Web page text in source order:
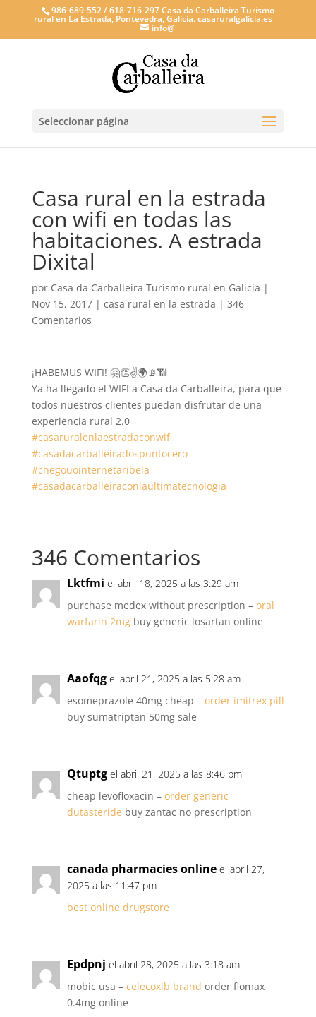
986-689-552 / 618-716-297 Casa da Carballeira Turismo
rural en La Estrada, Pontevedra, Galicia. casaruralgalicia.es
info@
Seleccionar página
Casa rural en la estrada
con wifi en todas las
habitaciones. A estrada
Dixital
por Casa da Carballeira Turismo rural en Galicia |
Nov 15, 2017| casa rural en la estrada | 346
Comentarios
¡HABEMUS WIFI! 🤗👏✌️🌍📡📶
Ya ha llegado el WIFI a Casa da Carballeira, para que
todos nuestros clientes puedan disfrutar de una
experiencia rural 2.0
#casaruralenlaestradaconwifi
#casadacarballeiradospuntocero
#chegouointernetaribela
#casadacarballeiraconlaultimatecnologia
346 Comentarios
Lktfmi el abril 18, 2025 a las 3:29 am
purchase medex without prescription – oral
warfarin 2mgbuy generic losartan online
Aaofqg el abril 21, 2025 a las 5:28 am
esomeprazole 40mg cheap – order imitrex pill
buy sumatriptan 50mg sale
Qtuptg el abril 21, 2025 a las 8:46 pm
cheap levofloxacin – order generic
dutasteride buy zantac no prescription
canada pharmacies online el abril 27,
2025 a las 11:47 pm
best online drugstore
Epdpnj el abril 28, 2025 a las 3:18 am
mobic usa – celecoxib brand order flomax
0.4mg online